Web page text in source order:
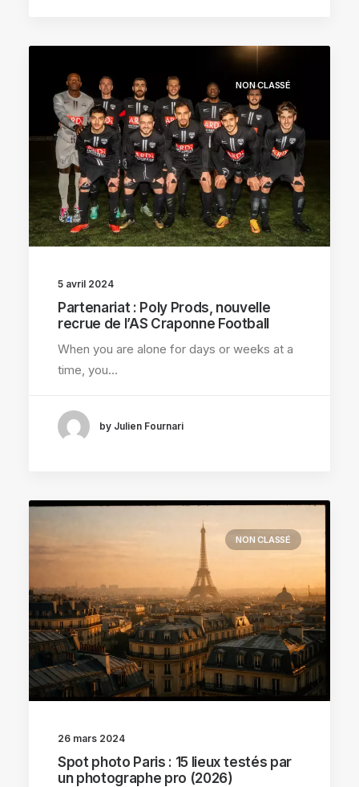
NON CLASSÉ
5 avril 2024
Partenariat : Poly Prods, nouvelle
recrue de l’AS Craponne Football
When you are alone for days or weeks at a
time, you…
by Julien Fournari
NON CLASSÉ
26 mars 2024
Spot photo Paris : 15 lieux testés par
un photographe pro (2026)